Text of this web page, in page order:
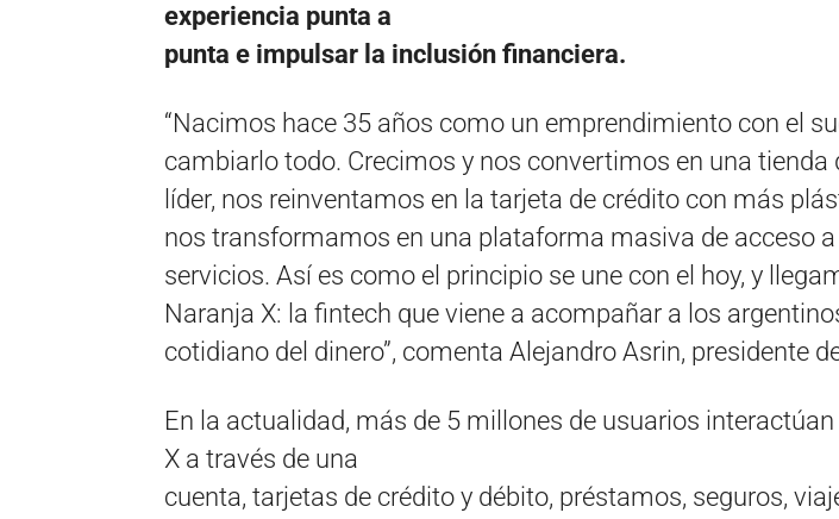
experiencia punta a
punta e impulsar la inclusión financiera.
“Nacimos hace 35 años como un emprendimiento con el
cambiarlo todo. Crecimos y nos convertimos en una tienda
líder, nos reinventamos en la tarjeta de crédito con más
nos transformamos en una plataforma masiva de acceso a
servicios. Así es como el principio se une con el hoy, y
Naranja X: la fintech que viene a acompañar a los
cotidiano del dinero”, comenta Alejandro Asrin, presidente
En la actualidad, más de 5 millones de usuarios
X a través de una
cuenta, tarjetas de crédito y débito, préstamos, seguros,